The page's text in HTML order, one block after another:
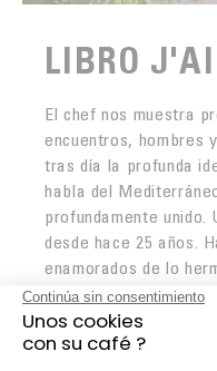
LIBRO
El chef nos muestra
encuentros, hombres
tras día la profunda
habla del
profundamente unido.
desde hace 25 años.
enamorados de lo
sean de aquí o de otro